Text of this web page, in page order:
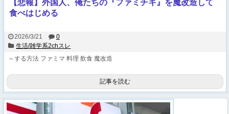
【悲報】外国人、俺たちの『ファミチキ』を魔改造して
食べはじめる
2026/3/21
0
生活/雑学系2chスレ
～する方法 ファミマ 料理 飲食 魔改造
記事を読む